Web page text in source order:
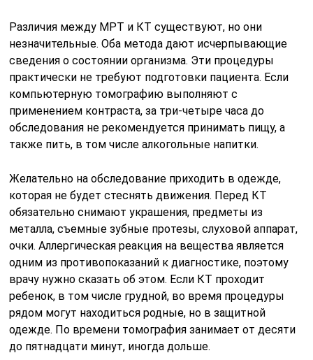
Различия между МРТ и КТ существуют, но они
незначительные. Оба метода дают исчерпывающие
сведения о состоянии организма. Эти процедуры
практически не требуют подготовки пациента. Если
компьютерную томографию выполняют с
применением контраста, за три-четыре часа до
обследования не рекомендуется принимать пищу, а
также пить, в том числе алкогольные напитки.
Желательно на обследование приходить в одежде,
которая не будет стеснять движения. Перед КТ
обязательно снимают украшения, предметы из
металла, съемные зубные протезы, слуховой аппарат,
очки. Аллергическая реакция на вещества является
одним из противопоказаний к диагностике, поэтому
врачу нужно сказать об этом. Если КТ проходит
ребенок, в том числе грудной, во время процедуры
рядом могут находиться родные, но в защитной
одежде. По времени томография занимает от десяти
до пятнадцати минут, иногда дольше.